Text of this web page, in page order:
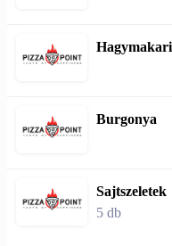
Burgonya
Sajtszeletek
5 db